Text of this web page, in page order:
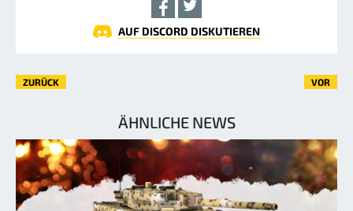
AUF DISCORD DISKUTIEREN
ZURÜCK VOR
ÄHNLICHE NEWS